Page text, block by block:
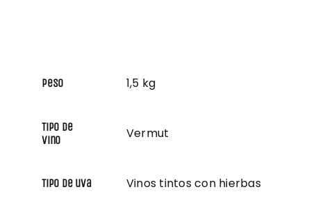
Peso 1,5 kg
Tipo de
vino
Vermut
Tipo de uva Vinos tintos con hierbas